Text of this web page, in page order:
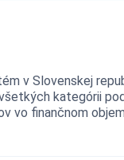
v Slovenskej
kategórii
vo finančnom